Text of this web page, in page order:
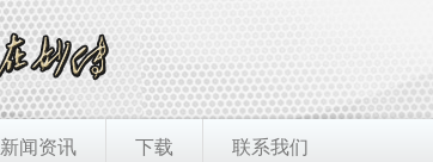
新闻资讯 下载 联系我们